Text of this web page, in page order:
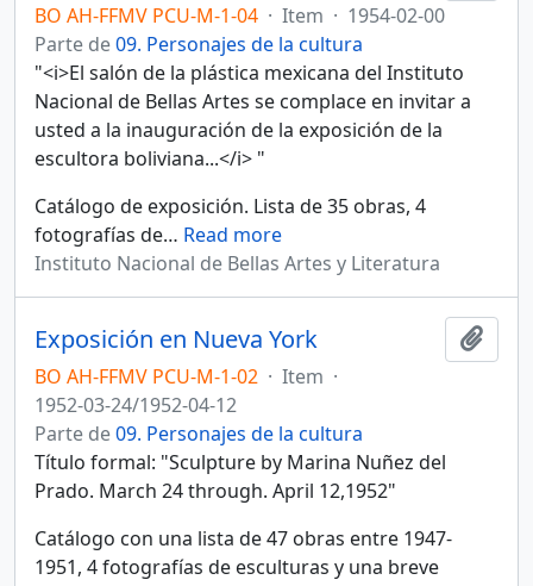
BO AH-FFMV PCU-M-1-04 · Item · 1954-02-00
Parte de09. Personajes de la cultura
"<i>El salón de la plástica mexicana del Instituto
Nacional de Bellas Artes se complace en invitar a
usted a la inauguración de la exposición de la
escultora boliviana...</i> "
Catálogo de exposición. Lista de 35 obras, 4
fotografías de… Read more
Instituto Nacional de Bellas Artes y Literatura
Exposición en Nueva York
BO AH-FFMV PCU-M-1-02 · Item ·
1952-03-24/1952-04-12
Parte de09. Personajes de la cultura
Título formal: "Sculpture by Marina Nuñez del
Prado. March 24 through. April 12,1952"
Catálogo con una lista de 47 obras entre 1947-
1951, 4 fotografías de esculturas y una breve